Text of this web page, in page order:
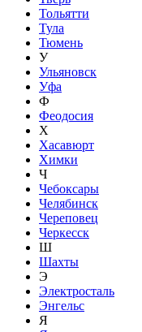
Тольятти
Тула
Тюмень
У
Ульяновск
Уфа
Ф
Феодосия
Х
Хасавюрт
Химки
Ч
Чебоксары
Челябинск
Череповец
Черкесск
Ш
Шахты
Э
Электросталь
Энгельс
Я